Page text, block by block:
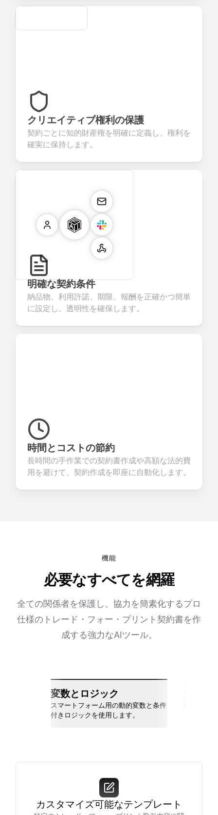
Secure
クリエイティブ権利の保護
契約ごとに知的財産権を明確に定義し、権利を
確実に保持します。
明確な契約条件
納品物、利用許諾、期限、報酬を正確かつ簡単
に設定し、透明性を確保します。
時間とコストの節約
長時間の手作業での契約書作成や高額な法的費
用を避けて、契約作成を即座に自動化します。
機能
必要なすべてを網羅
全ての関係者を保護し、協力を簡素化するプロ
仕様のトレード・フォー・プリント契約書を作
成する強力なAIツール。
変数とロジック
スマートフォーム用の動的変数と条件
付きロジックを使用します。
カスタマイズ可能なテンプレート